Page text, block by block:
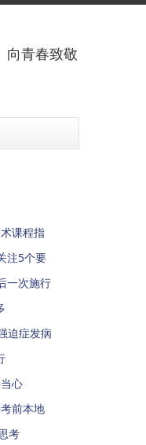
青春致敬
课程指
注5个要
一次施行
迫症发病
心
前本地
考